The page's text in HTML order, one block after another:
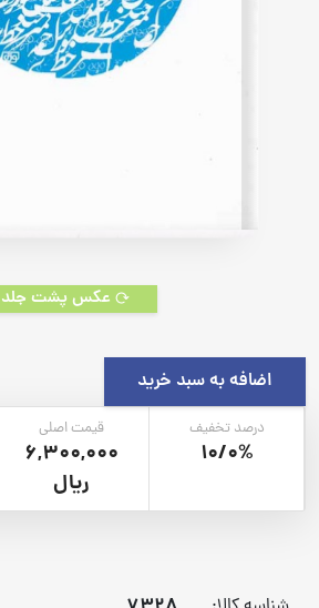
عکس پشت جلد
اضافه به سبد خرید
درصد تخفیف
10/0%
قیمت اصلی
6,300,000
ریال